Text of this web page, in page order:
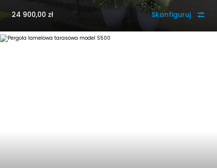
24 900,00 zł Skonfiguruj